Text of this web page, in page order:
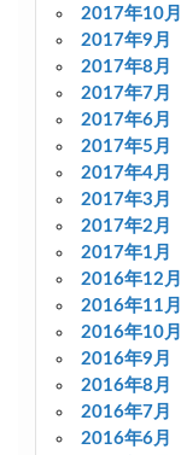
2017年10月
2017年9月
2017年8月
2017年7月
2017年6月
2017年5月
2017年4月
2017年3月
2017年2月
2017年1月
2016年12月
2016年11月
2016年10月
2016年9月
2016年8月
2016年7月
2016年6月